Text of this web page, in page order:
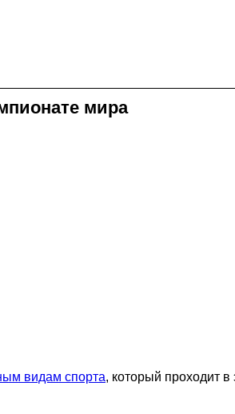
мира
видам спорта, который проходит в